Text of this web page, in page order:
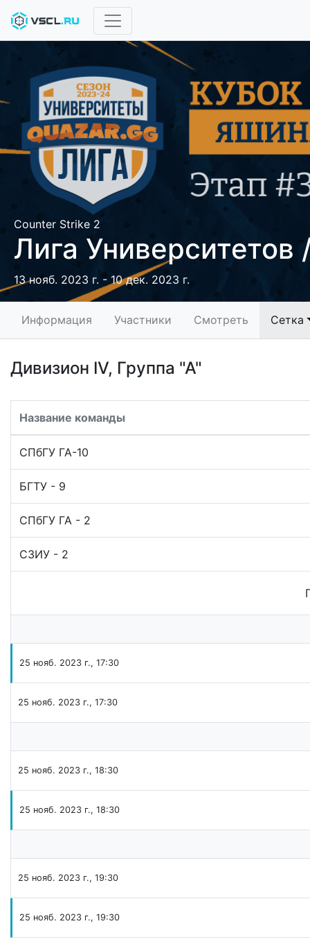
Counter Strike 2
Лига
13 нояб. 2023 г. - 10 дек. 2023 г.
Информация Участники Смотреть Сетка
Дивизион IV, Группа "А"
Название команды
СПбГУ ГА-10
БГТУ - 9
СПбГУ ГА - 2
СЗИУ - 2
25 нояб. 2023 г., 17:30
25 нояб. 2023 г., 17:30
25 нояб. 2023 г., 18:30
25 нояб. 2023 г., 18:30
25 нояб. 2023 г., 19:30
25 нояб. 2023 г., 19:30